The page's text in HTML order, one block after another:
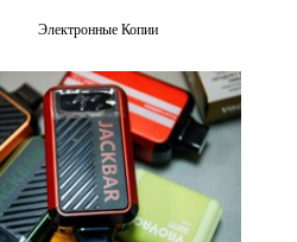
Электронные Копии